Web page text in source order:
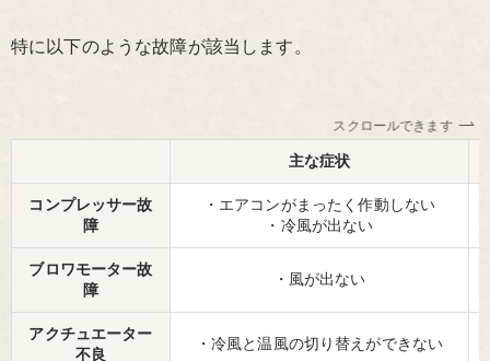
特に以下のような故障が該当します。
スクロールできます
主な症状
コンプレッサー故
障
・エアコンがまったく作動しない
・冷風が出ない
ブロワモーター故
障
・風が出ない
アクチュエーター
不良
・冷風と温風の切り替えができない